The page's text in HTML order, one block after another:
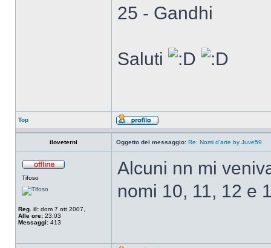
25 - Gandhi
Saluti
Top
iloveterni Oggetto del messaggio: Re: Nomi d'arte by Juve59
Tifoso
Reg. il: dom 7 ott 2007,
Alle ore: 23:03
Messaggi: 413
Alcuni nn mi
nomi 10, 11, 12 e